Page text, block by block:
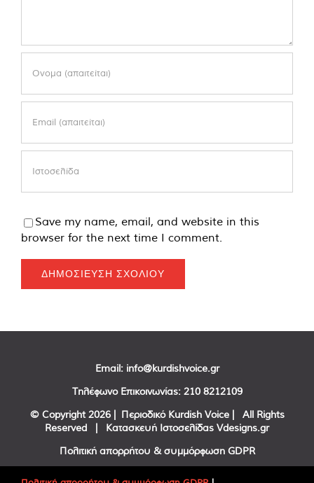
Save my name, email, and website in this
browser for the next time I comment.
Email: info@kurdishvoice.gr
Τηλέφωνο Επικοινωνίας: 210 8212109
© Copyright 2026 | Περιοδικό Kurdish Voice | All Rights
Reserved | Κατασκευή Ιστοσελίδας Vdesigns.gr
Πολιτική απορρήτου & συμμόρφωση GDPR